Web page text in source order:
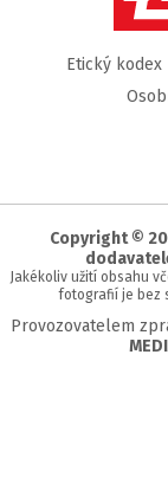
Etický kodex
Copyright ©
Jakékoliv užití obsahu
fotografií je bez
Provozovatelem